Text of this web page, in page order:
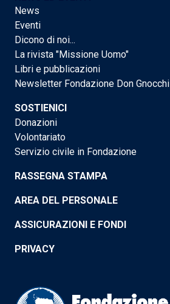
News
Eventi
Dicono di noi...
La rivista "Missione Uomo"
Libri e pubblicazioni
Newsletter Fondazione Don Gnocchi
SOSTIENICI
Donazioni
Volontariato
Servizio civile in Fondazione
RASSEGNA STAMPA
AREA DEL PERSONALE
ASSICURAZIONI E FONDI
PRIVACY